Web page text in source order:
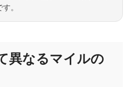
。
異なるマイルの